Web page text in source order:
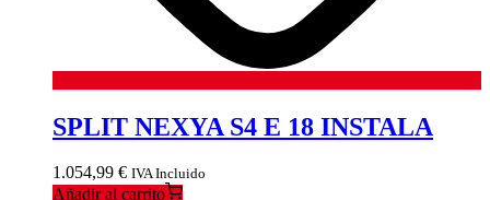
SPLIT NEXYA S4 E 18 INSTALA
1.054,99 € IVA Incluido
Añadir al carrito